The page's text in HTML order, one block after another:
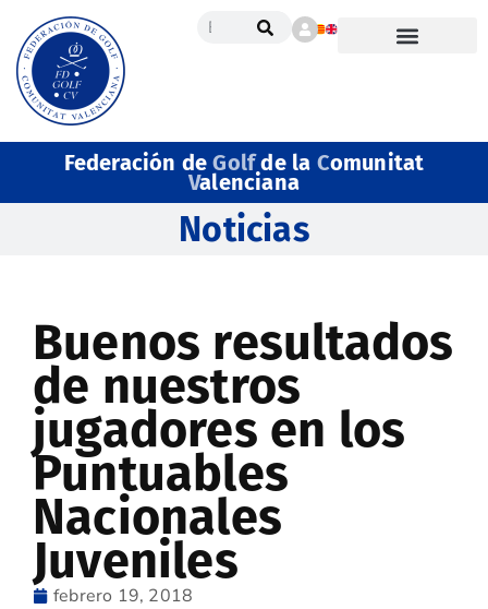
Federación deGolfde la Comunitat
Valenciana
Noticias
Buenos resultados
de nuestros
jugadores en los
Puntuables
Nacionales
Juveniles
febrero 19, 2018